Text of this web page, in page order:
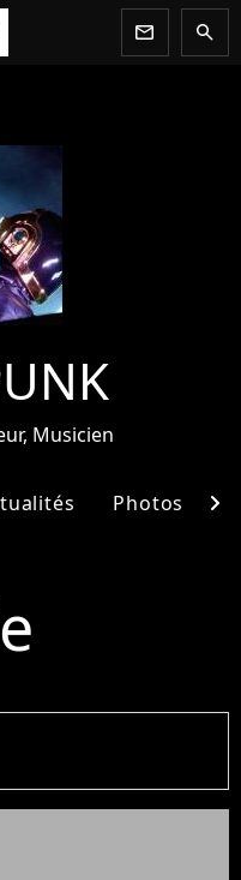
newsletter search
Musicien
Photos chevron_right